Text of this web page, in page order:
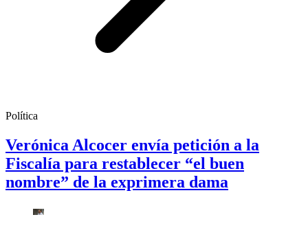
Política
Verónica Alcocer envía petición a la
Fiscalía para restablecer “el buen
nombre” de la exprimera dama